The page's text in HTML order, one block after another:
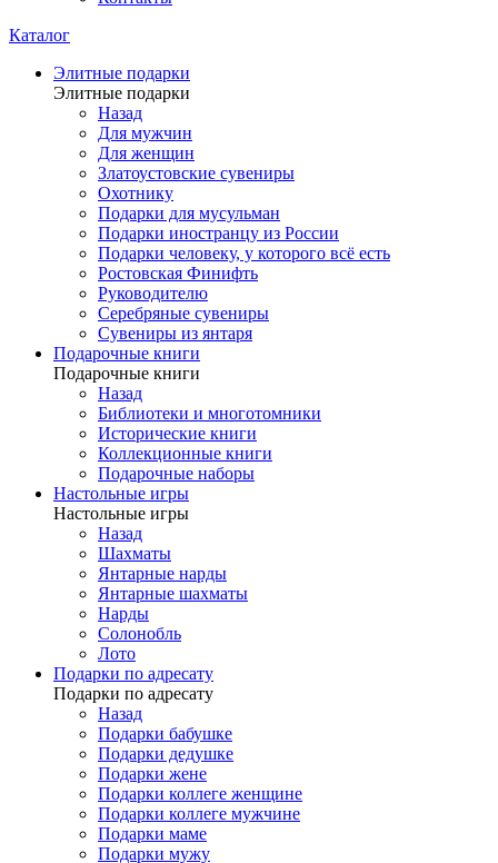
Каталог
Элитные подарки
Элитные подарки
Назад
Для мужчин
Для женщин
Златоустовские сувениры
Охотнику
Подарки для мусульман
Подарки иностранцу из России
Подарки человеку, у которого всё есть
Ростовская Финифть
Руководителю
Серебряные сувениры
Сувениры из янтаря
Подарочные книги
Подарочные книги
Назад
Библиотеки и многотомники
Исторические книги
Коллекционные книги
Подарочные наборы
Настольные игры
Настольные игры
Назад
Шахматы
Янтарные нарды
Янтарные шахматы
Нарды
Солонобль
Лото
Подарки по адресату
Подарки по адресату
Назад
Подарки бабушке
Подарки дедушке
Подарки жене
Подарки коллеге женщине
Подарки коллеге мужчине
Подарки маме
Подарки мужу